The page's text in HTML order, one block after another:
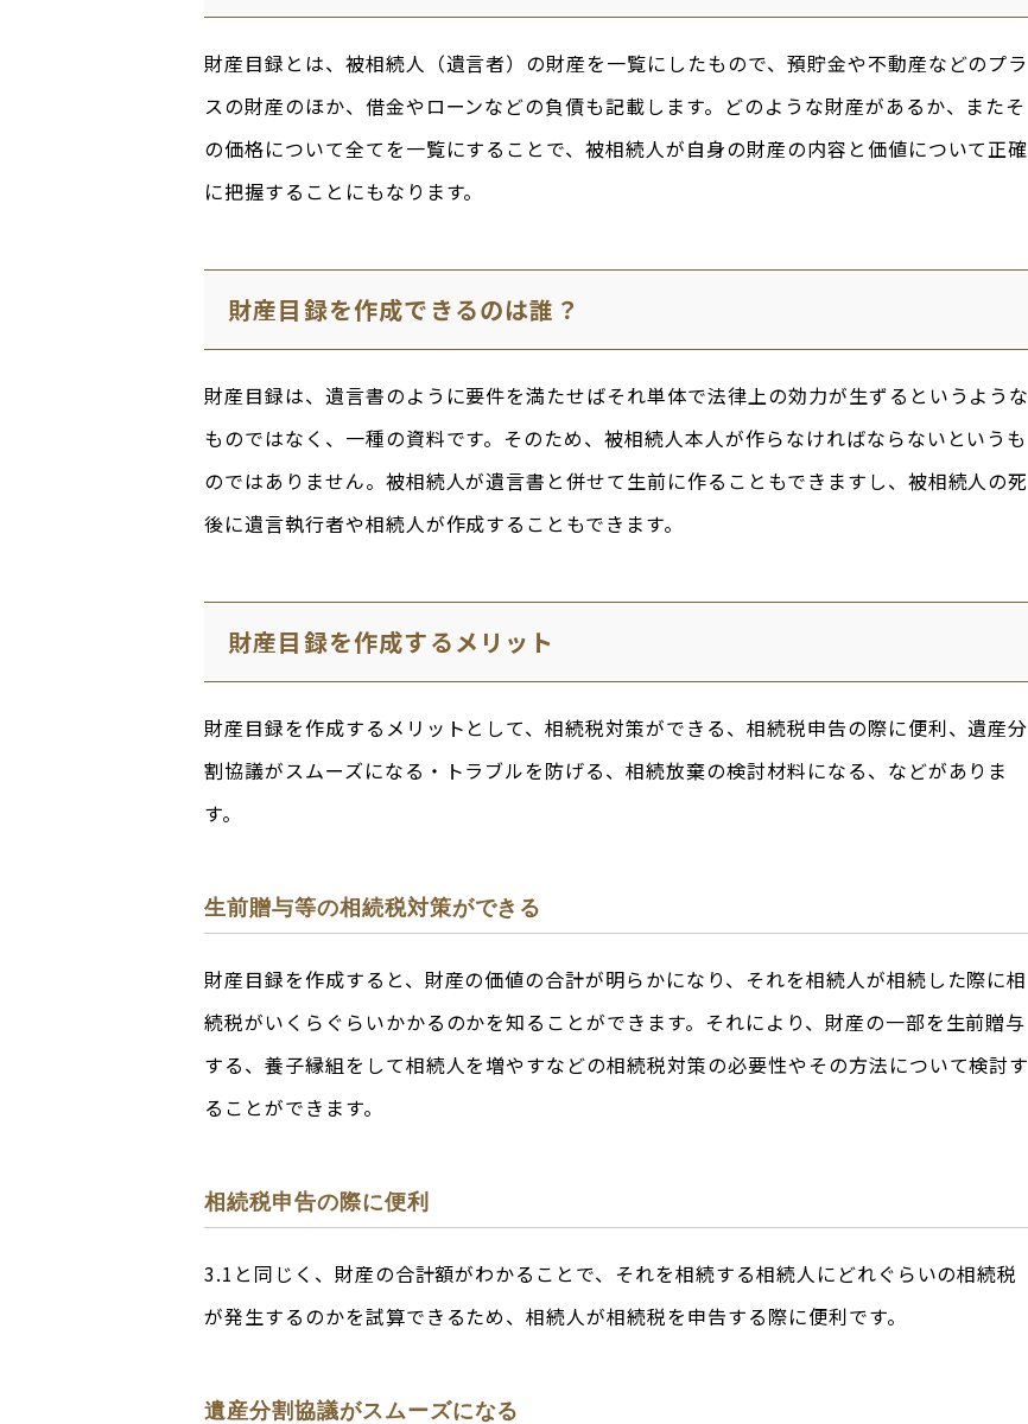
財産目録とは、被相続人（遺言者）の財産を一覧にしたもので、預貯金や不動産などのプラ
スの財産のほか、借金やローンなどの負債も記載します。どのような財産があるか、またそ
の価格について全てを一覧にすることで、被相続人が自身の財産の内容と価値について正確
に把握することにもなります。
財産目録を作成できるのは誰？
財産目録は、遺言書のように要件を満たせばそれ単体で法律上の効力が生ずるというような
ものではなく、一種の資料です。そのため、被相続人本人が作らなければならないというも
のではありません。被相続人が遺言書と併せて生前に作ることもできますし、被相続人の死
後に遺言執行者や相続人が作成することもできます。
財産目録を作成するメリット
財産目録を作成するメリットとして、相続税対策ができる、相続税申告の際に便利、遺産分
割協議がスムーズになる・トラブルを防げる、相続放棄の検討材料になる、などがありま
す。
生前贈与等の相続税対策ができる
財産目録を作成すると、財産の価値の合計が明らかになり、それを相続人が相続した際に相
続税がいくらぐらいかかるのかを知ることができます。それにより、財産の一部を生前贈与
する、養子縁組をして相続人を増やすなどの相続税対策の必要性やその方法について検討す
ることができます。
相続税申告の際に便利
3.1と同じく、財産の合計額がわかることで、それを相続する相続人にどれぐらいの相続税
が発生するのかを試算できるため、相続人が相続税を申告する際に便利です。
遺産分割協議がスムーズになる